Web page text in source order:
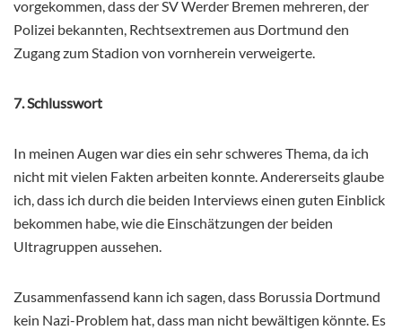
vorgekommen, dass der SV Werder Bremen mehreren, der
Polizei bekannten, Rechtsextremen aus Dortmund den
Zugang zum Stadion von vornherein verweigerte.
7. Schlusswort
In meinen Augen war dies ein sehr schweres Thema, da ich
nicht mit vielen Fakten arbeiten konnte. Andererseits glaube
ich, dass ich durch die beiden Interviews einen guten Einblick
bekommen habe, wie die Einschätzungen der beiden
Ultragruppen aussehen.
Zusammenfassend kann ich sagen, dass Borussia Dortmund
kein Nazi-Problem hat, dass man nicht bewältigen könnte. Es